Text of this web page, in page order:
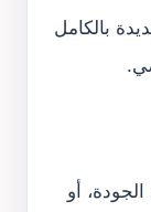
بالكامل
أو